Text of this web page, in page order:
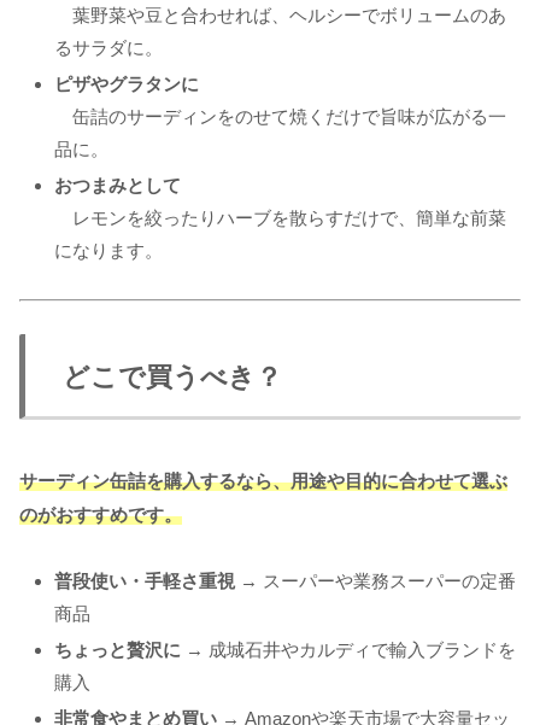
葉野菜や豆と合わせれば、ヘルシーでボリュームのあ
るサラダに。
ピザやグラタンに
缶詰のサーディンをのせて焼くだけで旨味が広がる一
品に。
おつまみとして
レモンを絞ったりハーブを散らすだけで、簡単な前菜
になります。
どこで買うべき？
サーディン缶詰を購入するなら、用途や目的に合わせて選ぶ
のがおすすめです。
普段使い・手軽さ重視 → スーパーや業務スーパーの定番
商品
ちょっと贅沢に → 成城石井やカルディで輸入ブランドを
購入
非常食やまとめ買い → Amazonや楽天市場で大容量セッ